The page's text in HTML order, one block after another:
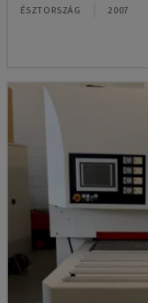
ÉSZTORSZÁG 2007